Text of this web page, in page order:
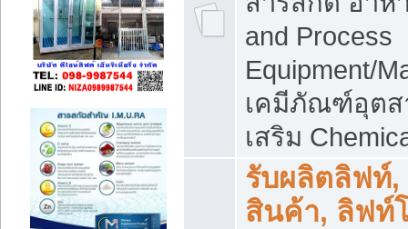
and Process
Equipment/
เคมีภัณฑ์อุตส
เสริม
รับผลิตลิฟท์
สินค้า, ลิฟท์